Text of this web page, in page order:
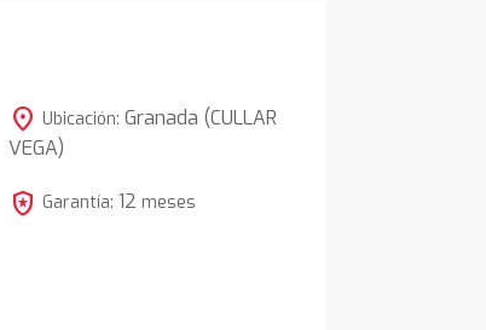
location_on Ubicación: Granada (CULLAR
VEGA)
local_police Garantía: 12 meses